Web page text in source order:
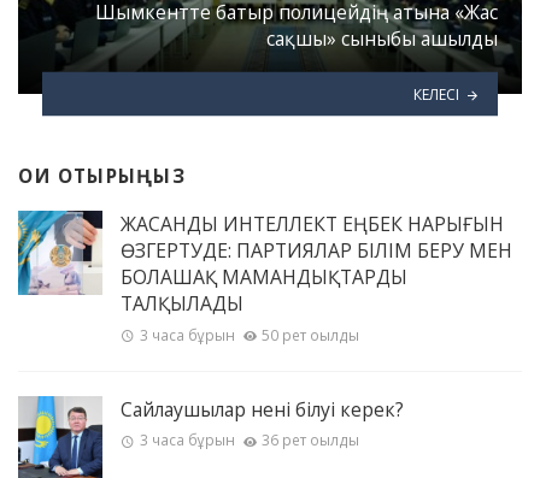
Шымкентте батыр полицейдің атына «Жас
сақшы» сыныбы ашылды
КЕЛЕСІ
ОҚИ ОТЫРЫҢЫЗ
ЖАСАНДЫ ИНТЕЛЛЕКТ ЕҢБЕК НАРЫҒЫН
ӨЗГЕРТУДЕ: ПАРТИЯЛАР БІЛІМ БЕРУ МЕН
БОЛАШАҚ МАМАНДЫҚТАРДЫ
ТАЛҚЫЛАДЫ
3 часа бұрын 50 рет оқылды
Сайлаушылар нені білуі керек?
3 часа бұрын 36 рет оқылды